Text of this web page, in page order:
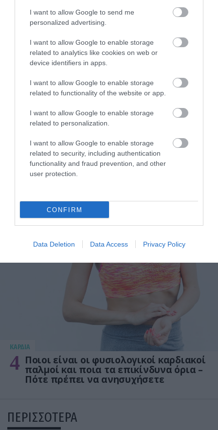
I want to allow Google to send me
personalized advertising.
I want to allow Google to enable storage
related to analytics like cookies on web or
device identifiers in apps.
I want to allow Google to enable storage
related to functionality of the website or app.
I want to allow Google to enable storage
related to personalization.
I want to allow Google to enable storage
related to security, including authentication
functionality and fraud prevention, and other
user protection.
CONFIRM
Data Deletion Data Access Privacy Policy
Το τρόφιμο που θωρακίζει «αθόρυβα»
τα οστά σε κάθε ηλικία… δεν είναι το
γάλα!
3 Ανατροπή δεδομένων στα εμβόλια
mRNA: Οι εμβολιασμένοι πεθαίνουν
πλέον στις ΗΠΑ από COVID-19
KΑΡΔΙΑ
4 Ποιοι είναι οι φυσιολογικοί καρδιακοί
παλμοί και ποια τα επικίνδυνα όρια –
Πότε πρέπει να ανησυχήσετε
ΠΕΡΙΣΣΟΤΕΡΑ